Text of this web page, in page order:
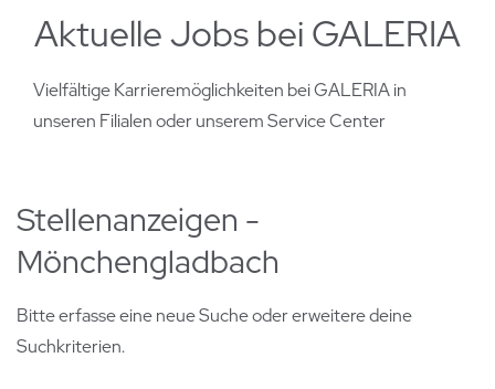
Aktuelle Jobs bei GALERIA
Vielfältige Karrieremöglichkeiten bei GALERIA in
unseren Filialen oderunserem Service Center
Stellenanzeigen -
Mönchengladbach
Bitte erfasse eine neue Suche oder erweitere deine
Suchkriterien.